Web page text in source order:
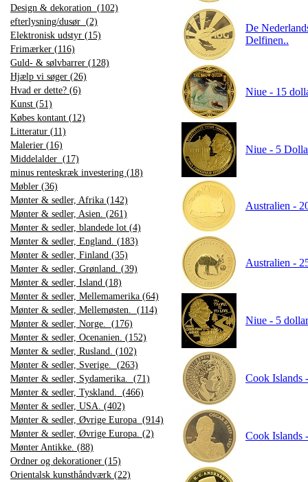
Design & dekoration (102)
efterlysning/dusør (2)
Elektronisk udstyr (15)
Frimærker (116)
Guld- & sølvbarrer (128)
Hjælp vi søger (26)
Hvad er dette? (6)
Kunst (51)
Købes kontant (12)
Litteratur (11)
Malerier (16)
Middelalder (17)
minus renteskræk investering (18)
Møbler (36)
Mønter & sedler, Afrika (142)
Mønter & sedler, Asien. (261)
Mønter & sedler, blandede lot (4)
Mønter & sedler, England. (183)
Mønter & sedler, Finland (35)
Mønter & sedler, Grønland. (39)
Mønter & sedler, Island (18)
Mønter & sedler, Mellemamerika (64)
Mønter & sedler, Mellemøsten. (114)
Mønter & sedler, Norge. (176)
Mønter & sedler, Ocenanien. (152)
Mønter & sedler, Rusland. (102)
Mønter & sedler, Sverige. (263)
Mønter & sedler, Sydamerika. (71)
Mønter & sedler, Tyskland. (466)
Mønter & sedler, USA. (402)
Mønter & sedler, Øvrige Europa (914)
Mønter & sedler, Øvrige Europa. (2)
Mønter Antikke. (88)
Ordner og dekorationer (15)
Orientalsk kunsthåndværk (22)
De
Delfinen..
Niue - 15
Niue - 5
Australien -
Australien -
Niue - 5
Cook Islands
Cook Islands